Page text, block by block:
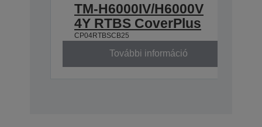
TM-H6000IV/H6000V
4Y RTBS CoverPlus
CP04RTBSCB25
További információ